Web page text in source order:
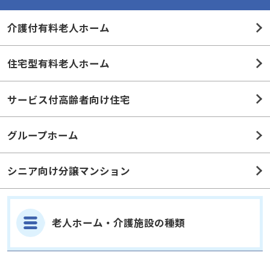
介護付有料老人ホーム
住宅型有料老人ホーム
サービス付高齢者向け住宅
グループホーム
シニア向け分譲マンション
老人ホーム・介護施設の種類